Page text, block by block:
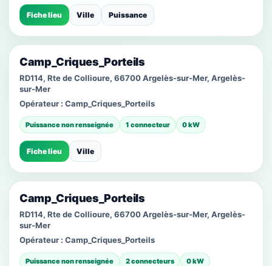
Fiche lieu Ville Puissance
Camp_Criques_Porteils
RD114, Rte de Collioure, 66700 Argelès-sur-Mer, Argelès-
sur-Mer
Opérateur : Camp_Criques_Porteils
Puissance non renseignée 1 connecteur 0 kW
Fiche lieu Ville
Camp_Criques_Porteils
RD114, Rte de Collioure, 66700 Argelès-sur-Mer, Argelès-
sur-Mer
Opérateur : Camp_Criques_Porteils
Puissance non renseignée 2 connecteurs 0 kW